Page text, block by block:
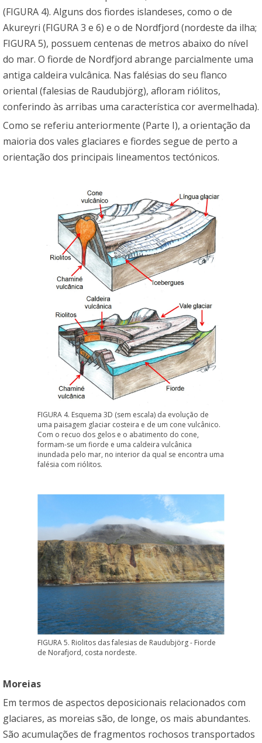
(FIGURA 4). Alguns dos fiordes islandeses, como o de
Akureyri (FIGURA 3 e 6) e o de Nordfjord (nordeste da ilha;
FIGURA 5), possuem centenas de metros abaixo do nível
do mar. O fiorde de Nordfjord abrange parcialmente uma
antiga caldeira vulcânica. Nas falésias do seu flanco
oriental (falesias de Raudubjörg), afloram riólitos,
conferindo às arribas uma característica cor avermelhada).
Como se referiu anteriormente (Parte I), a orientação da
maioria dos vales glaciares e fiordes segue de perto a
orientação dos principais lineamentos tectónicos.
FIGURA 4. Esquema 3D (sem escala) da evolução de
uma paisagem glaciar costeira e de um cone vulcânico.
Com o recuo dos gelos e o abatimento do cone,
formam-se um fiorde e uma caldeira vulcânica
inundada pelo mar, no interior da qual se encontra uma
falésia com riólitos.
FIGURA 5. Riolitos das falesias de Raudubjörg - Fiorde
de Norafjord, costa nordeste.
Moreias
Em termos de aspectos deposicionais relacionados com
glaciares, as moreias são, de longe, os mais abundantes.
São acumulações de fragmentos rochosos transportados